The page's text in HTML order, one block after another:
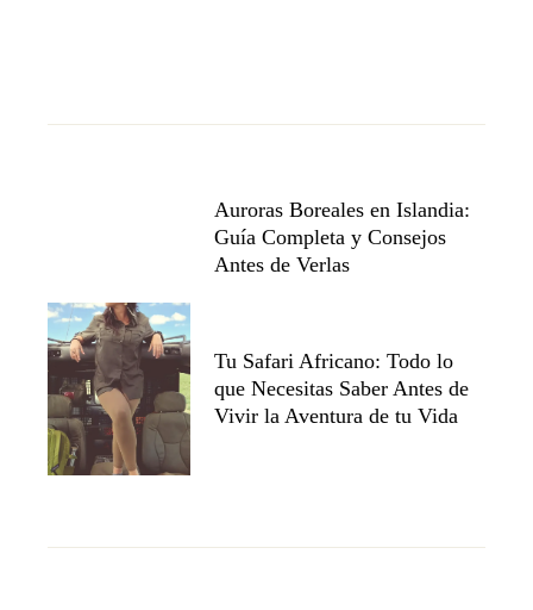
Auroras Boreales en Islandia:
Guía Completa y Consejos
Antes de Verlas
Tu Safari Africano: Todo lo
que Necesitas Saber Antes de
Vivir la Aventura de tu Vida